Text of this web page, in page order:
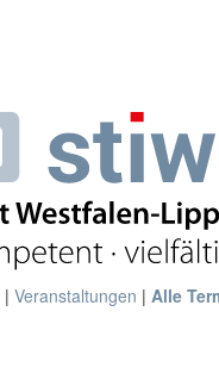
| Veranstaltungen | Alle